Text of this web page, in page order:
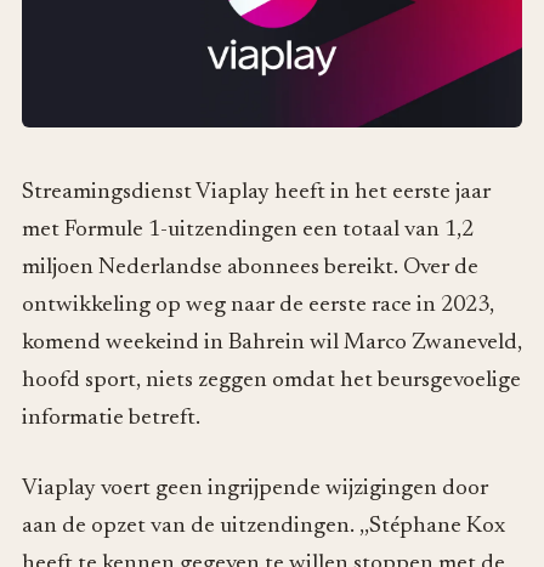
Streamingsdienst Viaplay heeft in het eerste jaar
met Formule 1-uitzendingen een totaal van 1,2
miljoen Nederlandse abonnees bereikt. Over de
ontwikkeling op weg naar de eerste race in 2023,
komend weekeind in Bahrein wil Marco Zwaneveld,
hoofd sport, niets zeggen omdat het beursgevoelige
informatie betreft.
Viaplay voert geen ingrijpende wijzigingen door
aan de opzet van de uitzendingen. ,,Stéphane Kox